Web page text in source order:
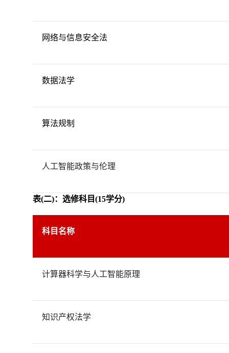
网络与信息安全法
数据法学
算法规制
人工智能政策与伦理
表(二)： 选修科目(15学分)
科目名称
计算器科学与人工智能原理
知识产权法学